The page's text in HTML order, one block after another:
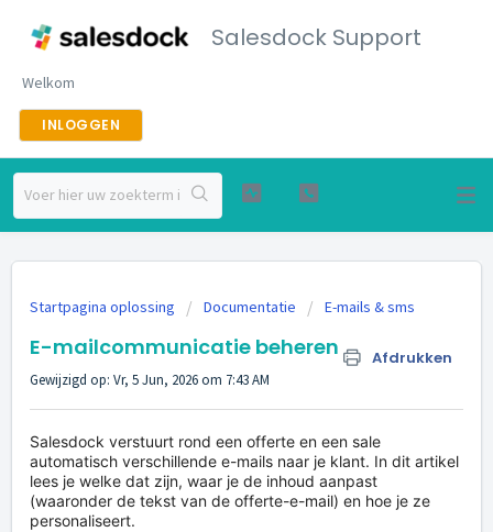
Salesdock Support
Welkom
INLOGGEN
Startpagina oplossing Documentatie E-mails & sms
E-mailcommunicatie beheren Afdrukken
Gewijzigd op: Vr, 5 Jun, 2026 om 7:43 AM
Salesdock verstuurt rond een offerte en een sale
automatisch verschillende e-mails naar je klant. In dit artikel
lees je welke dat zijn, waar je de inhoud aanpast
(waaronder de tekst van de offerte-e-mail) en hoe je ze
personaliseert.